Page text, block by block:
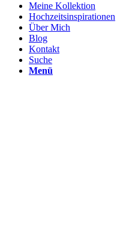
Meine Kollektion
Hochzeitsinspirationen
Über Mich
Blog
Kontakt
Suche
Menü